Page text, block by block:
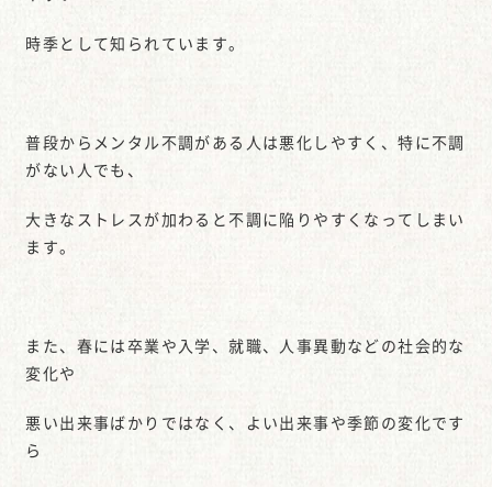
時季として知られています。
普段からメンタル不調がある人は悪化しやすく、特に不調
がない人でも、
大きなストレスが加わると不調に陥りやすくなってしまい
ます。
また、春には卒業や入学、就職、人事異動などの社会的な
変化や
悪い出来事ばかりではなく、よい出来事や季節の変化です
ら